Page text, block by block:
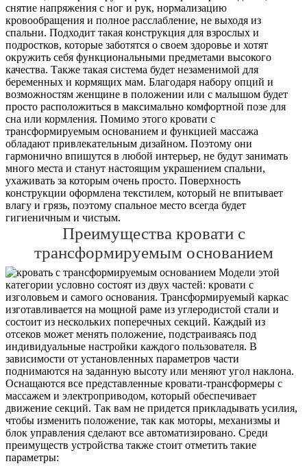
снятие напряжения с ног и рук, нормализацию
кровообращения и полное расслабление, не выходя из
спальни. Подходит такая конструкция для взрослых и
подростков, которые заботятся о своем здоровье и хотят
окружить себя функциональными предметами высокого
качества. Также такая система будет незаменимой для
беременных и кормящих мам. Благодаря набору опций и
возможностям женщине в положении или с малышом будет
просто расположиться в максимально комфортной позе для
сна или кормления. Помимо этого кровати с
трансформируемым основанием и функцией массажа
обладают привлекательным дизайном. Поэтому они
гармонично впишутся в любой интерьер, не будут занимать
много места и станут настоящим украшением спальни,
ухаживать за которым очень просто. Поверхность
конструкции оформлена текстилем, который не впитывает
влагу и грязь, поэтому спальное место всегда будет
гигиеничным и чистым.
Преимущества кровати с
трансформируемым основанием
Модели этой
категории условно состоят из двух частей: кровати с
изголовьем и самого основания. Трансформируемый каркас
изготавливается на мощной раме из углеродистой стали и
состоит из нескольких поперечных секций. Каждый из
отсеков может менять положение, подстраиваясь под
индивидуальные настройки каждого пользователя. В
зависимости от установленных параметров части
поднимаются на заданную высоту или меняют угол наклона.
Оснащаются все представленные кровати-трансформеры с
массажем и электроприводом, который обеспечивает
движение секций. Так вам не придется прикладывать усилия,
чтобы изменить положение, так как моторы, механизмы и
блок управления сделают все автоматизировано. Среди
преимуществ устройства также стоит отметить такие
параметры: